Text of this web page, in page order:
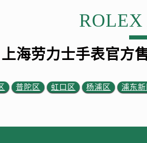
ROLEX
上海劳力士手表官方
普陀区 虹口区 杨浦区 浦东新